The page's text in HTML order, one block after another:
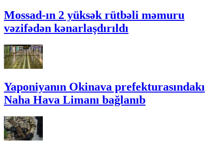
Mossad-ın 2 yüksək rütbəli məmuru
vəzifədən kənarlaşdırıldı
Yaponiyanın Okinava prefekturasındakı
Naha Hava Limanı bağlanıb